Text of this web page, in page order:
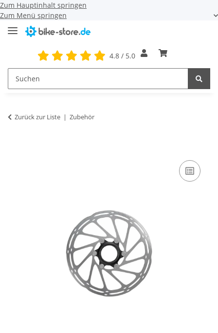
Zum Hauptinhalt springen
Zum Menü springen
4.8 / 5.0
Zurück zur Liste Zubehör